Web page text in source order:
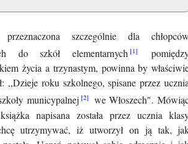
szczególnie dla
do szkół elementarnych
życia a trzynastym, powinna by
,,Dzieje roku szkolnego, spisane przez
municypalnej
we Włoszech".
napisana została przez ucznia
utrzymywać, iż utworzył on ją tak,